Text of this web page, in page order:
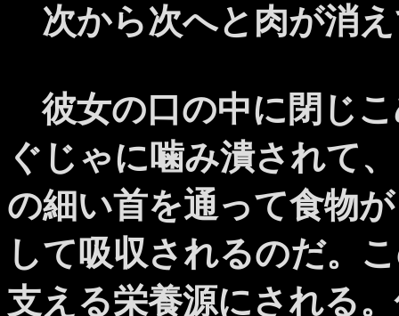
次から次へと肉が消
彼女の口の中に閉じ
ぐじゃに噛み潰されて
の細い首を通って食物
して吸収されるのだ。
支える栄養源にされる